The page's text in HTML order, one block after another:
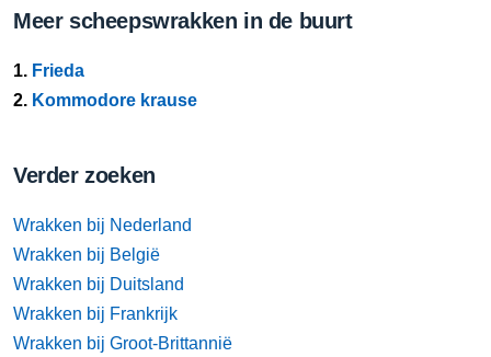
Meer scheepswrakken in de buurt
1. Frieda
2. Kommodore krause
Verder zoeken
Wrakken bij Nederland
Wrakken bij België
Wrakken bij Duitsland
Wrakken bij Frankrijk
Wrakken bij Groot-Brittannië